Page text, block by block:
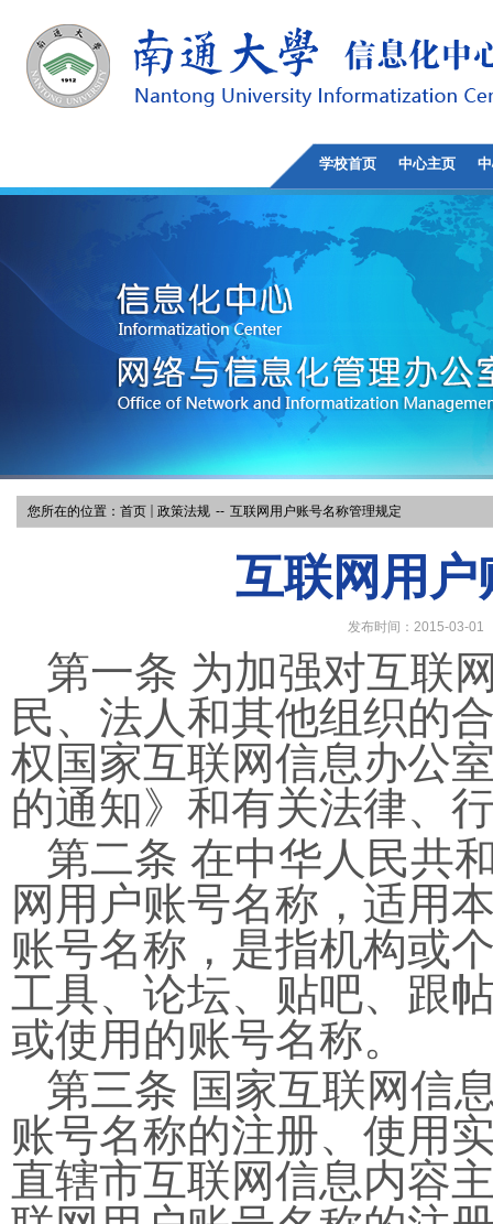
学校首页 中心主页
您所在的位置： 首页 政策法规 -- 互联网用户账号名称管理规定
互联网用
发布时间：2015-03-01
第一条 为加强对互联
民、法人和其他组织的
权国家互联网信息办公
的通知》和有关法律、
第二条 在中华人民共
网用户账号名称，适用
账号名称，是指机构或
工具、论坛、贴吧、跟
或使用的账号名称。
第三条 国家互联网信
账号名称的注册、使用
直辖市互联网信息内容